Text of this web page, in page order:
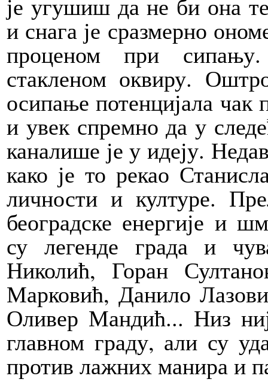
и снага је сразмерно
проценом при
стакленом оквиру.
осипање потенцијала чак
и увек спремно да у
каналише је у идеју.
како је то рекао
личности и културе.
београдске енергије и
су легенде града и
Николић, Горан
Марковић, Данило
Оливер Мандић... Низ
главном граду, али су
против лажних манира и